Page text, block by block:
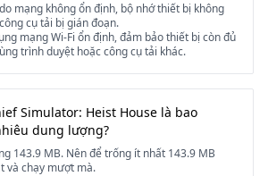
mạng không ổn định, bộ nhớ thiết bị không
cụ tải bị gián đoạn.
mạng Wi-Fi ổn định, đảm bảo thiết bị còn đủ
trình duyệt hoặc công cụ tải khác.
Simulator: Heist House là bao
dung lượng?
143.9 MB. Nên để trống ít nhất 143.9 MB
và chạy mượt mà.